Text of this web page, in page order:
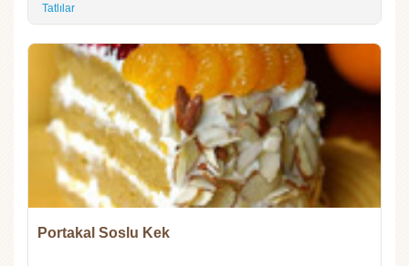
Tatlılar
Portakal Soslu Kek